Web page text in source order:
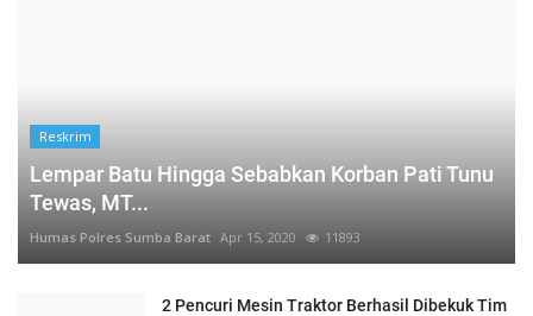
Reskrim
Lempar Batu Hingga Sebabkan Korban Pati Tunu
Tewas, MT...
Humas Polres Sumba Barat Apr 15, 2020 11893
2 Pencuri Mesin Traktor Berhasil Dibekuk Tim